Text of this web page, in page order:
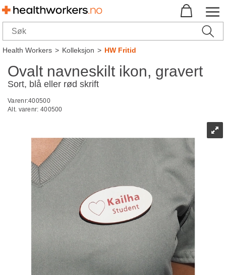
Health Workers>Kolleksjon>HW Fritid
Ovalt navneskilt ikon, gravert
Sort, blå eller rød skrift
Varenr:400500
Alt. varenr: 400500